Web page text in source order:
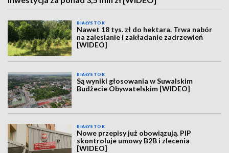
BIAŁYSTOK
Nawet 18 tys. zł do hektara. Trwa nabór
na zalesianie i zakładanie zadrzewień
[WIDEO]
BIAŁYSTOK
Są wyniki głosowania w Suwalskim
Budżecie Obywatelskim [WIDEO]
BIAŁYSTOK
Nowe przepisy już obowiązują. PIP
skontroluje umowy B2B i zlecenia
[WIDEO]